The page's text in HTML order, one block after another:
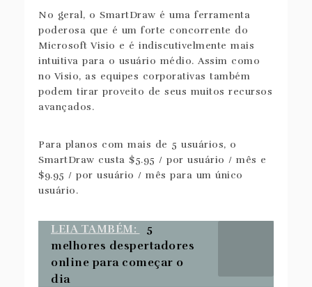
No geral, o SmartDraw é uma ferramenta
poderosa que é um forte concorrente do
Microsoft Visio e é indiscutivelmente mais
intuitiva para o usuário médio. Assim como
no Visio, as equipes corporativas também
podem tirar proveito de seus muitos recursos
avançados.
Para planos com mais de 5 usuários, o
SmartDraw custa $5.95 / por usuário / mês e
$9.95 / por usuário / mês para um único
usuário.
LEIA TAMBÉM:
5
melhores despertadores
online para começar o
dia